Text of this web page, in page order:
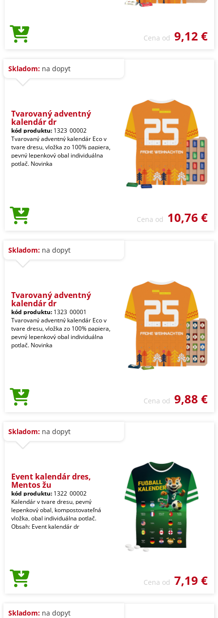
Cena od 9,12 €
Skladom: na dopyt
Tvarovaný adventný
kalendár dr
kód produktu: 1323_00002
Tvarovaný adventný kalendár Eco v
tvare dresu, vložka zo 100% papiera,
pevný lepenkový obal individuálna
potlač. Novinka
Cena od 10,76 €
Skladom: na dopyt
Tvarovaný adventný
kalendár dr
kód produktu: 1323_00001
Tvarovaný adventný kalendár Eco v
tvare dresu, vložka zo 100% papiera,
pevný lepenkový obal individuálna
potlač. Novinka
Cena od 9,88 €
Skladom: na dopyt
Event kalendár dres,
Mentos žu
kód produktu: 1322_00002
Kalendár v tvare dresu, pevný
lepenkový obal, kompostovateľná
vložka, obal individuálna potlač.
Obsah: Event kalendár dr
Cena od 7,19 €
Skladom: na dopyt